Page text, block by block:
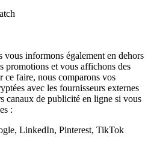
vous informons également en dehors
promotions et vous affichons des
ce faire, nous comparons vos
avec les fournisseurs externes
canaux de publicité en ligne si vous
:
LinkedIn, Pinterest, TikTok